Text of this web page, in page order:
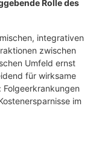
Rolle des
integrativen
zwischen
Umfeld ernst
für wirksame
im